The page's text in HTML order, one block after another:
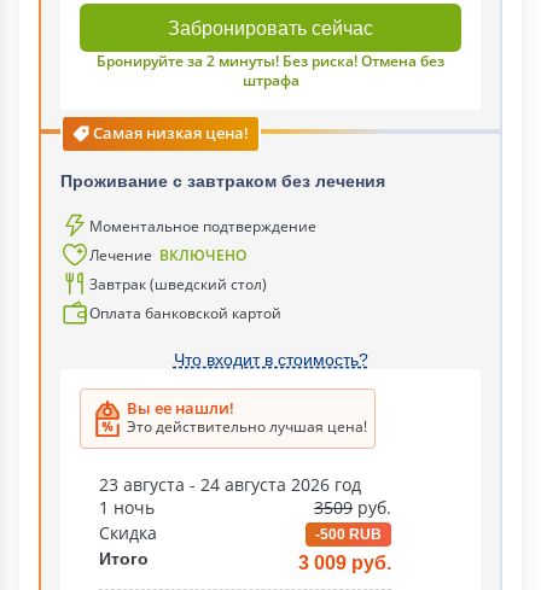
Забронировать сейчас
Бронируйте за 2 минуты! Без риска! Отмена без
штрафа
Самая низкая цена!
Проживание с завтраком без лечения
Моментальное подтверждение
Лечение ВКЛЮЧЕНО
Завтрак (шведский стол)
Оплата банковской картой
Что входит в стоимость?
Вы ее нашли!
Это действительно лучшая цена!
23 августа - 24 августа 2026 год
1 ночь
3509 руб.
Скидка
-500 RUB
Итого 3 009 руб.